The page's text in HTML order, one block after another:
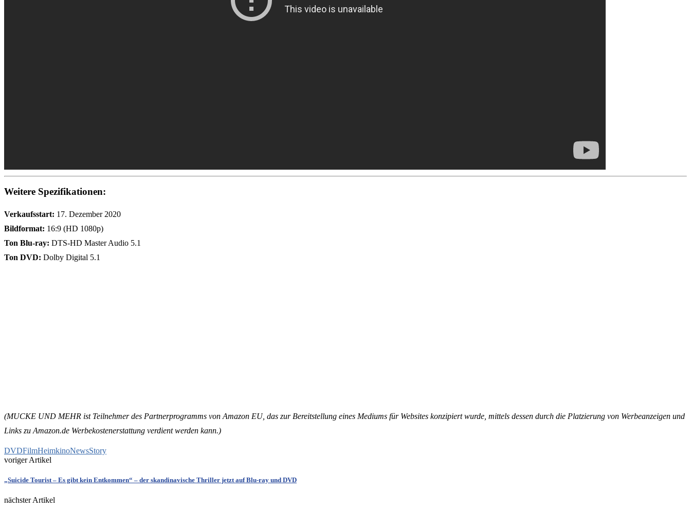
Weitere Spezifikationen:
Verkaufsstart: 17. Dezember 2020
Bildformat: 16:9 (HD 1080p)
Ton Blu-ray: DTS-HD Master Audio 5.1
Ton DVD: Dolby Digital 5.1
(MUCKE UND MEHR ist Teilnehmer des Partnerprogramms von Amazon EU, das zur Bereitstellung eines Mediums für Websites konzipiert wurde, mittels dessen durch die Platzierung von Werbeanzeigen und
Links zu Amazon.de Werbekostenerstattung verdient werden kann.)
DVDFilmHeimkinoNewsStory
voriger Artikel
„Suicide Tourist – Es gibt kein Entkommen“ – der skandinavische Thriller jetzt auf Blu-ray und DVD
nächster Artikel